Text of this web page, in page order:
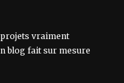
vraiment
blog fait sur mesure